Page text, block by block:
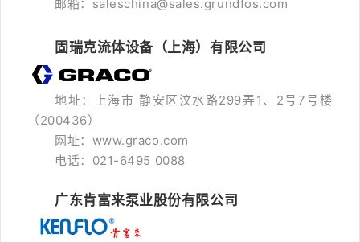
邮箱：saleschina@sales.grundfos.com
固瑞克流体设备（上海）有限公司
地址：上海市 静安区汶水路299弄1、2号7号楼
（200436）
网址：www.graco.com
电话： 021-6495 0088
广东肯富来泵业股份有限公司